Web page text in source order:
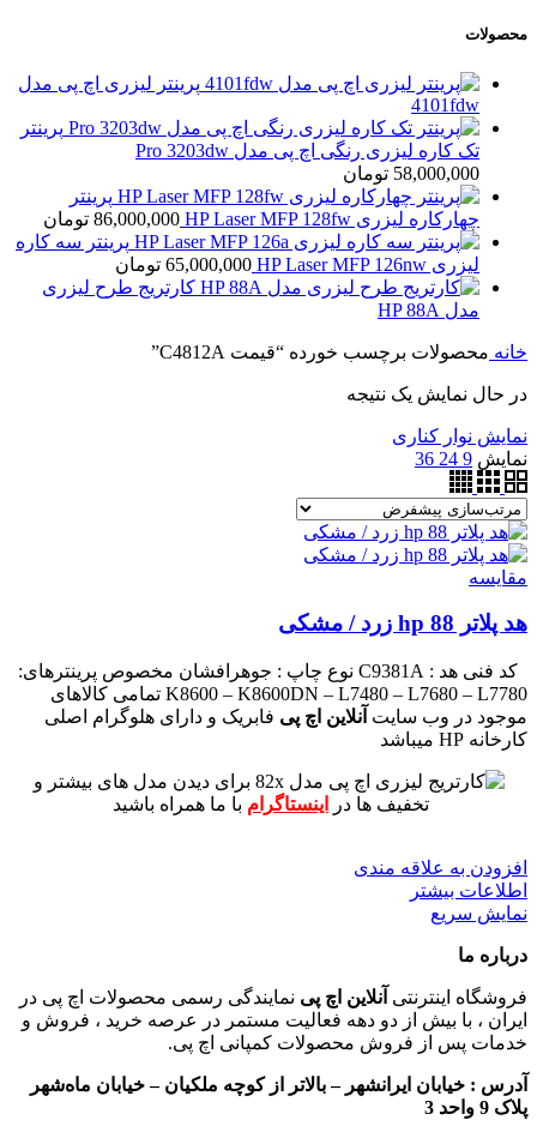
محصولات
پرینتر لیزری اچ پی مدل
4101fdw
پرینتر
تک کاره لیزری رنگی اچ پی مدل Pro 3203dw
58,000,000 تومان
پرینتر
چهارکاره لیزری HP Laser MFP 128fw
86,000,000 تومان
پرینتر سه کاره
لیزری HP Laser MFP 126nw
65,000,000 تومان
کارتریج طرح لیزری
مدل HP 88A
خانه محصولات برچسب خورده “قیمت C4812A”
در حال نمایش یک نتیجه
نمایش نوار کناری
نمایش 9
24
36
مقايسه
هد پلاتر 88 hp زرد / مشکی
کد فنی هد : C9381A نوع چاپ : جوهرافشان مخصوص پرینترهای:
K8600 – K8600DN – L7480 – L7680 – L7780 تمامی کالاهای
موجود در وب سایت آنلاین اچ پی فابریک و دارای هلوگرام اصلی
کارخانه HP میباشد
برای دیدن مدل های بیشتر و
تخفیف ها در
اینستاگرام با ما همراه باشید
افزودن به علاقه مندی
اطلاعات بیشتر
نمایش سریع
درباره ما
فروشگاه اینترنتی آنلاین اچ پی نمایندگی رسمی محصولات اچ پی در
ایران ، با بیش از دو دهه فعالیت مستمر در عرصه خرید ، فروش و
خدمات پس از فروش محصولات کمپانی اچ پی.
آدرس : خیابان ایرانشهر – بالاتر از کوچه ملکیان – خیابان ماه‌شهر
پلاک 9 واحد 3